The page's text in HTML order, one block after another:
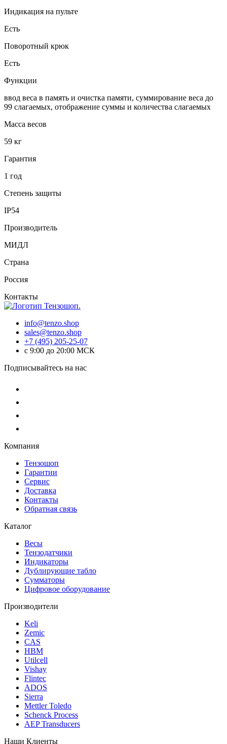
Индикация на пульте
Есть
Поворотный крюк
Есть
Функции
ввод веса в память и очистка памяти, суммирование веса до
99 слагаемых, отображение суммы и количества слагаемых
Масса весов
59 кг
Гарантия
1 год
Степень защиты
IP54
Производитель
МИДЛ
Страна
Россия
Контакты
info@tenzo.shop
sales@tenzo.shop
+7 (495) 205-25-07
с 9:00 до 20:00 МСК
Подписывайтесь на нас
Компания
Тензошоп
Гарантии
Сервис
Доставка
Контакты
Обратная связь
Каталог
Весы
Тензодатчики
Индикаторы
Дублирующие табло
Сумматоры
Цифровое оборудование
Производители
Keli
Zemic
CAS
HBM
Utilcell
Vishay
Flintec
ADOS
Sierra
Mettler Toledo
Schenck Process
AEP Transducers
Наши Клиенты